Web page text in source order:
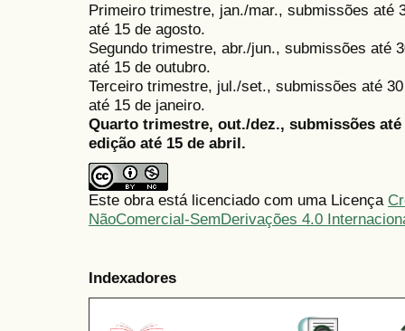
Primeiro trimestre, jan./mar., submissões até
até 15 de agosto.
Segundo trimestre, abr./jun., submissões até
até 15 de outubro.
Terceiro trimestre, jul./set., submissões até
até 15 de janeiro.
Quarto trimestre, out./dez., submissões
edição até 15 de abril.
Este obra está licenciado com uma Licença
NãoComercial-SemDerivações 4.0
Indexadores